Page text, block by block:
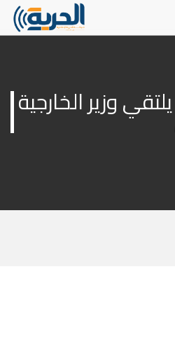
العاهل الأردني يلتقي وزير الخارجية